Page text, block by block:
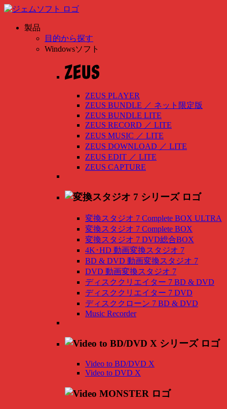
製品
目的から探す
Windowsソフト
ZEUS PLAYER
ZEUS BUNDLE ／ ネット限定版
ZEUS BUNDLE LITE
ZEUS RECORD ／ LITE
ZEUS MUSIC ／ LITE
ZEUS DOWNLOAD ／ LITE
ZEUS EDIT ／ LITE
ZEUS CAPTURE
変換スタジオ 7 Complete BOX ULTRA
変換スタジオ 7 Complete BOX
変換スタジオ 7 DVD総合BOX
4K･HD 動画変換スタジオ 7
BD & DVD 動画変換スタジオ 7
DVD 動画変換スタジオ 7
ディスククリエイター 7 BD & DVD
ディスククリエイター 7 DVD
ディスククローン 7 BD & DVD
Music Recorder
Video to BD/DVD X
Video to DVD X